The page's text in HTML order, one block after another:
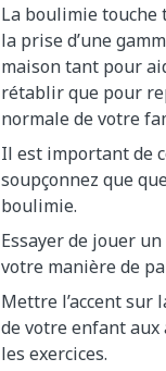
La boulimie
la prise d’une
maison tant pour
rétablir que pour
normale de votre
Il est important de
soupçonnez que
boulimie.
Essayer de jouer
votre manière de
Mettre l’accent sur
de votre enfant
les exercices.